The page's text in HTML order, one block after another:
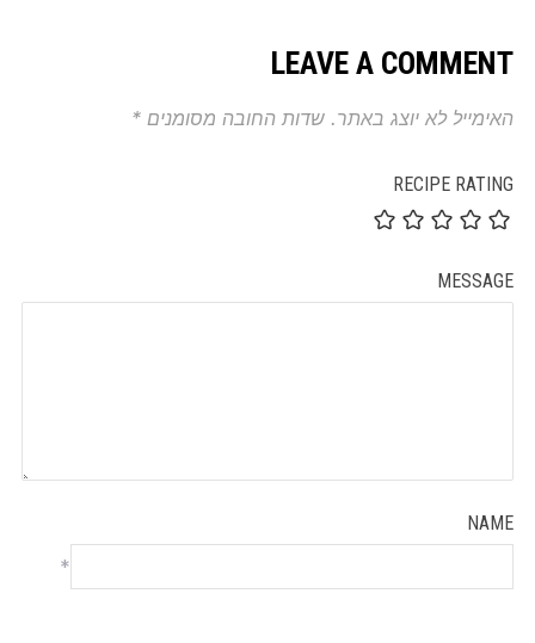
LEAVE A COMMENT
האימייל לא יוצג באתר. שדות החובה מסומנים *
RECIPE RATING
MESSAGE
NAME
*